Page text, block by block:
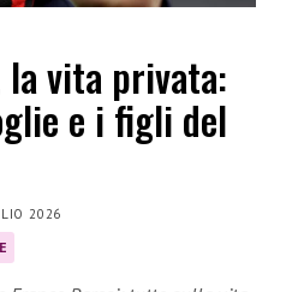
la vita privata:
e i figli del
2026